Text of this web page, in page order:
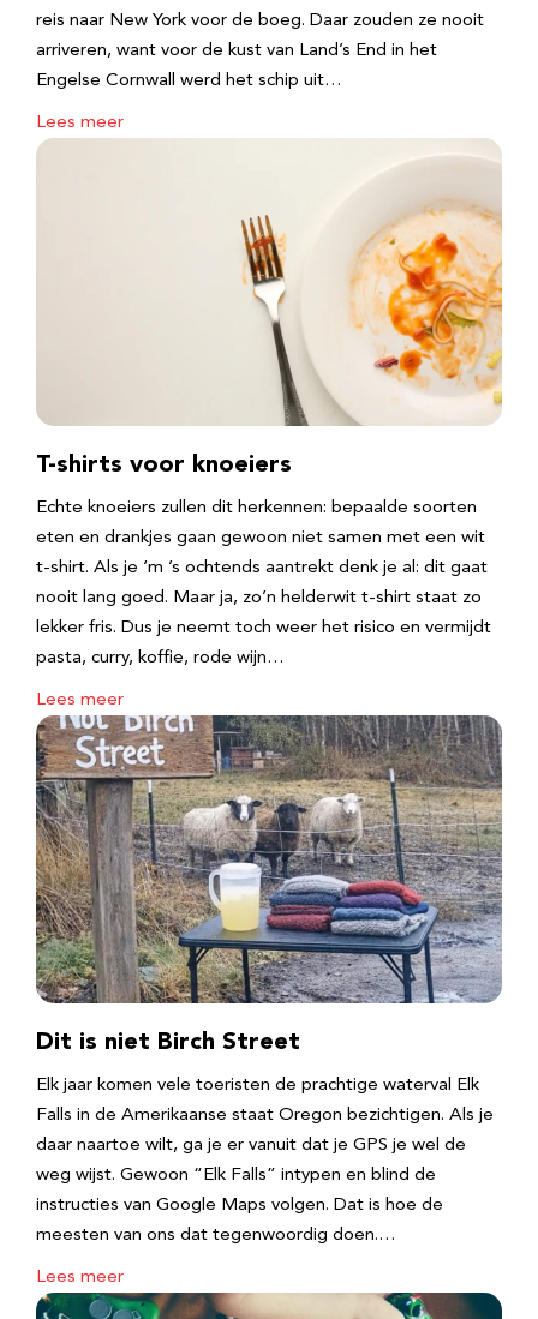
reis naar New York voor de boeg. Daar zouden ze nooit
arriveren, want voor de kust van Land’s End in het
Engelse Cornwall werd het schip uit…
Lees meer
T-shirts voor knoeiers
Echte knoeiers zullen dit herkennen: bepaalde soorten
eten en drankjes gaan gewoon niet samen met een wit
t-shirt. Als je ‘m ’s ochtends aantrekt denk je al: dit gaat
nooit lang goed. Maar ja, zo’n helderwit t-shirt staat zo
lekker fris. Dus je neemt toch weer het risico en vermijdt
pasta, curry, koffie, rode wijn…
Lees meer
Dit is niet Birch Street
Elk jaar komen vele toeristen de prachtige waterval Elk
Falls in de Amerikaanse staat Oregon bezichtigen. Als je
daar naartoe wilt, ga je er vanuit dat je GPS je wel de
weg wijst. Gewoon “Elk Falls” intypen en blind de
instructies van Google Maps volgen. Dat is hoe de
meesten van ons dat tegenwoordig doen.…
Lees meer